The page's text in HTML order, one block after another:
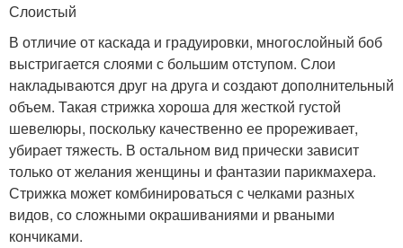
Слоистый
В отличие от каскада и градуировки, многослойный боб
выстригается слоями с большим отступом. Слои
накладываются друг на друга и создают дополнительный
объем. Такая стрижка хороша для жесткой густой
шевелюры, поскольку качественно ее прореживает,
убирает тяжесть. В остальном вид прически зависит
только от желания женщины и фантазии парикмахера.
Стрижка может комбинироваться с челками разных
видов, со сложными окрашиваниями и рваными
кончиками.